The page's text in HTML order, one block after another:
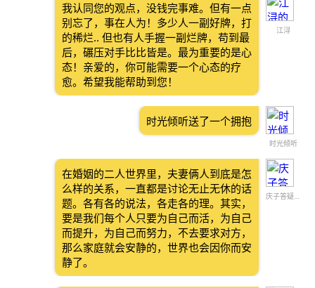
江浔
我认同您的观点，没钱完事难。但有一点
别忘了，事在人为！多少人一副好牌，打
的稀烂.. 但也有人手握一副烂牌，苟到最
后，碾压对手比比皆是。最为重要的是心
态！亲爱的，你可能需要一个心态的疗
愈。希望我能帮助到您！
时光倾听
时光倾听送了一个拥抱
庆子答疑解惑
在婚姻的二人世界里，夫妻俩人到底是怎
么样的关系，一直都是讨论无止无休的话
题。各有各的说法，各走各的理。其实，
要是我们每个人只要为自己而活，为自己
而提升，为自己而努力，不去要求对方，
那么家庭就会安静的，世界也会因你而安
静了。